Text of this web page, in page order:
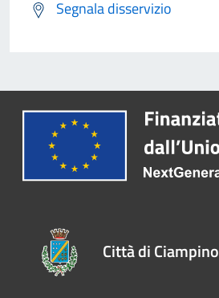
Segnala disservizio
Città di Ciampino